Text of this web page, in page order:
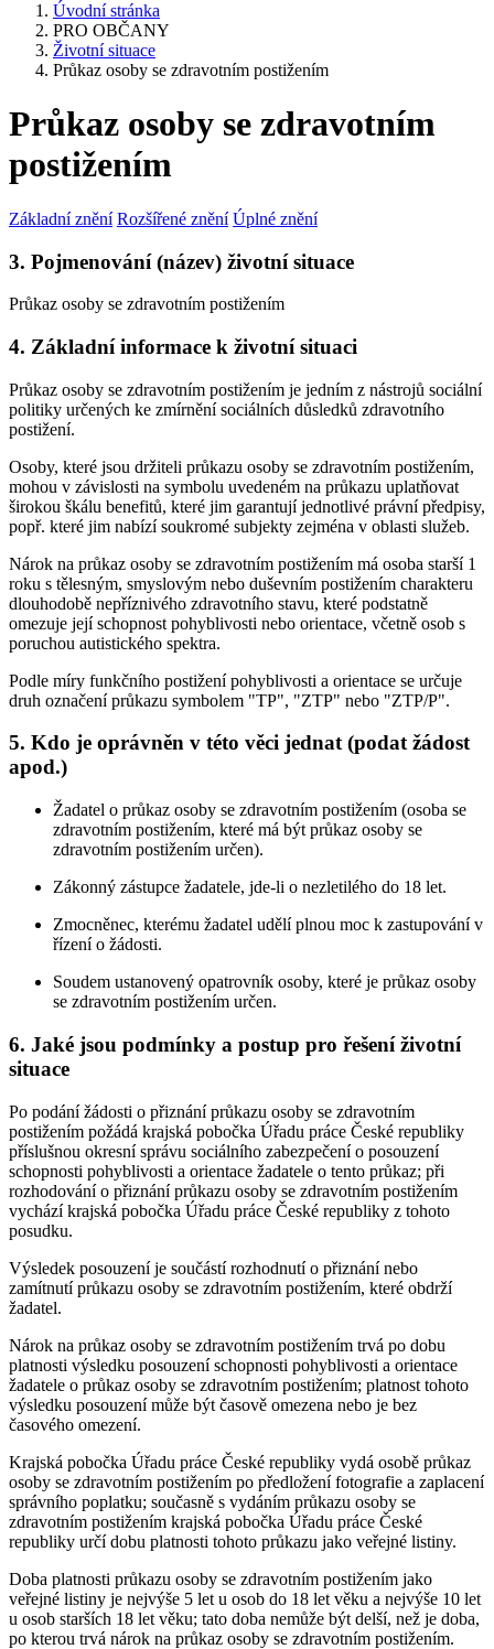
Úvodní stránka
PRO OBČANY
Životní situace
Průkaz osoby se zdravotním postižením
Průkaz osoby se zdravotním
postižením
Základní znění Rozšířené znění Úplné znění
3. Pojmenování (název) životní situace
Průkaz osoby se zdravotním postižením
4. Základní informace k životní situaci
Průkaz osoby se zdravotním postižením je jedním z nástrojů sociální
politiky určených ke zmírnění sociálních důsledků zdravotního
postižení.
Osoby, které jsou držiteli průkazu osoby se zdravotním postižením,
mohou v závislosti na symbolu uvedeném na průkazu uplatňovat
širokou škálu benefitů, které jim garantují jednotlivé právní předpisy,
popř. které jim nabízí soukromé subjekty zejména v oblasti služeb.
Nárok na průkaz osoby se zdravotním postižením má osoba starší 1
roku s tělesným, smyslovým nebo duševním postižením charakteru
dlouhodobě nepříznivého zdravotního stavu, které podstatně
omezuje její schopnost pohyblivosti nebo orientace, včetně osob s
poruchou autistického spektra.
Podle míry funkčního postižení pohyblivosti a orientace se určuje
druh označení průkazu symbolem "TP", "ZTP" nebo "ZTP/P".
5. Kdo je oprávněn v této věci jednat (podat žádost
apod.)
Žadatel o průkaz osoby se zdravotním postižením (osoba se
zdravotním postižením, které má být průkaz osoby se
zdravotním postižením určen).
Zákonný zástupce žadatele, jde-li o nezletilého do 18 let.
Zmocněnec, kterému žadatel udělí plnou moc k zastupování v
řízení o žádosti.
Soudem ustanovený opatrovník osoby, které je průkaz osoby
se zdravotním postižením určen.
6. Jaké jsou podmínky a postup pro řešení životní
situace
Po podání žádosti o přiznání průkazu osoby se zdravotním
postižením požádá krajská pobočka Úřadu práce České republiky
příslušnou okresní správu sociálního zabezpečení o posouzení
schopnosti pohyblivosti a orientace žadatele o tento průkaz; při
rozhodování o přiznání průkazu osoby se zdravotním postižením
vychází krajská pobočka Úřadu práce České republiky z tohoto
posudku.
Výsledek posouzení je součástí rozhodnutí o přiznání nebo
zamítnutí průkazu osoby se zdravotním postižením, které obdrží
žadatel.
Nárok na průkaz osoby se zdravotním postižením trvá po dobu
platnosti výsledku posouzení schopnosti pohyblivosti a orientace
žadatele o průkaz osoby se zdravotním postižením; platnost tohoto
výsledku posouzení může být časově omezena nebo je bez
časového omezení.
Krajská pobočka Úřadu práce České republiky vydá osobě průkaz
osoby se zdravotním postižením po předložení fotografie a zaplacení
správního poplatku; současně s vydáním průkazu osoby se
zdravotním postižením krajská pobočka Úřadu práce České
republiky určí dobu platnosti tohoto průkazu jako veřejné listiny.
Doba platnosti průkazu osoby se zdravotním postižením jako
veřejné listiny je nejvýše 5 let u osob do 18 let věku a nejvýše 10 let
u osob starších 18 let věku; tato doba nemůže být delší, než je doba,
po kterou trvá nárok na průkaz osoby se zdravotním postižením.